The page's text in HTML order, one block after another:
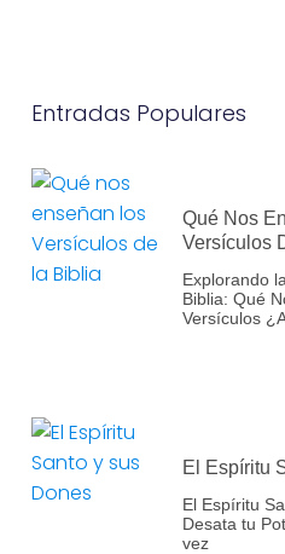
Entradas Populares
Qué Nos
Versículos
Explorando
Biblia: Qué
Versículos
El Espíritu
El Espíritu
Desata tu
vez